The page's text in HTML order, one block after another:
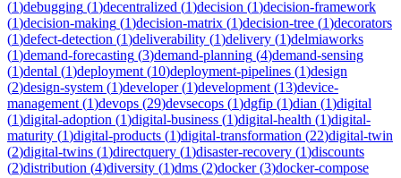
(1)debugging (1)decentralized (1)decision (1)decision-framework
(1)decision-making (1)decision-matrix (1)decision-tree (1)decorators
(1)defect-detection (1)deliverability (1)delivery (1)delmiaworks
(1)demand-forecasting (3)demand-planning (4)demand-sensing
(1)dental (1)deployment (10)deployment-pipelines (1)design
(2)design-system (1)developer(1)development (13)device-
management (1)devops (29)devsecops (1)dgfip (1)dian (1)digital
(1)digital-adoption (1)digital-business (1)digital-health (1)digital-
maturity (1)digital-products (1)digital-transformation (22)digital-twin
(2)digital-twins (1)directquery (1)disaster-recovery (1)discounts
(2)distribution (4)diversity (1)dms (2)docker(3)docker-compose